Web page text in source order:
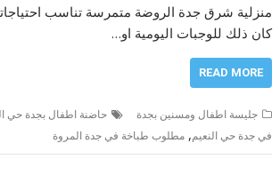
منزلية شرق جدة الروضة متمرسة تناسب
كان ذلك للوجبات اليومية او…
READ MORE
جليسة اطفال ومسنين بجدة حاضنة اطفال بجدة حي
في جدة حي النعيم,مطلوب طباخة في جدة المروة